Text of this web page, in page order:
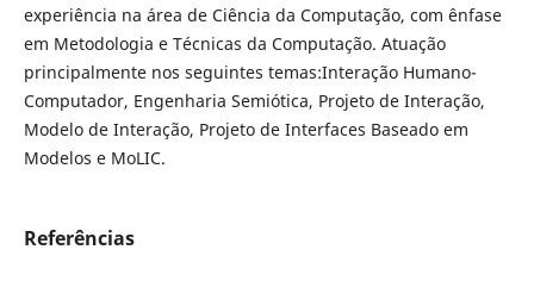
experiência na área de Ciência da Computação, com ênfase
em Metodologia e Técnicas da Computação. Atuação
principalmente nos seguintes temas:Interação Humano-
Computador, Engenharia Semiótica, Projeto de Interação,
Modelo de Interação, Projeto de Interfaces Baseado em
Modelos e MoLIC.
Referências